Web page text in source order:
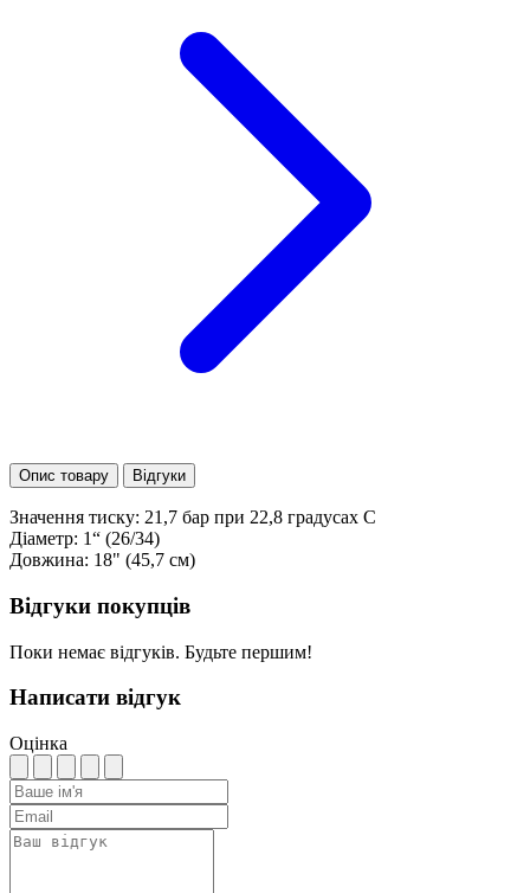
Опис товару Відгуки
Значення тиску: 21,7 бар при 22,8 градусах C
Діаметр: 1“ (26/34)
Довжина: 18" (45,7 см)
Відгуки покупців
Поки немає відгуків. Будьте першим!
Написати відгук
Оцінка